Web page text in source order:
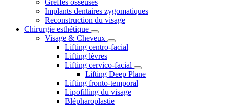
Greffes osseuses
Implants dentaires zygomatiques
Reconstruction du visage
Chirurgie esthétique
Visage & Cheveux
Lifting centro-facial
Lifting lèvres
Lifting cervico-facial
Lifting Deep Plane
Lifting fronto-temporal
Lipofilling du visage
Blépharoplastie